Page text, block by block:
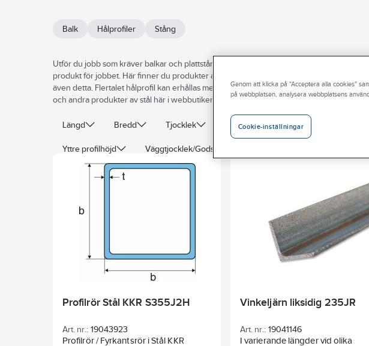
Balk Hålprofiler Stång
Utför du jobb som kräver balkar och plattstång av stål inom bygg- eller
produkt för jobbet. Här finner du produkter av stål som t-stång, rundstång, vinkelstång
även detta. Flertalet hålprofil kan erhållas med certifikat om du anger detta vid
och andra produkter av stål här i webbutiken eller besök din närmsta Ahlsellbutik.
Längd Bredd Tjocklek Dimension Material
Yttre profilhöjd Väggtjocklek/Godstjocklek
Profilrör Stål KKR S355J2H
Art. nr.: 19043923
Profilrör / Fyrkantsrör i Stål KKR
Vinkeljärn liksidig 235JR
Art. nr.: 19041146
I varierande längder vid olika
Genom att klicka på "Acceptera alla cookies"
på webbplatsen, analysera webbplatsens
Cookie-inställningar